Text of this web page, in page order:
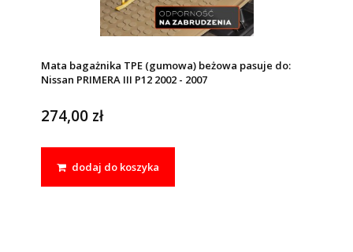
Mata bagażnika TPE (gumowa) beżowa pasuje do:
Nissan PRIMERA III P12 2002 - 2007
274,00 zł
dodaj do koszyka